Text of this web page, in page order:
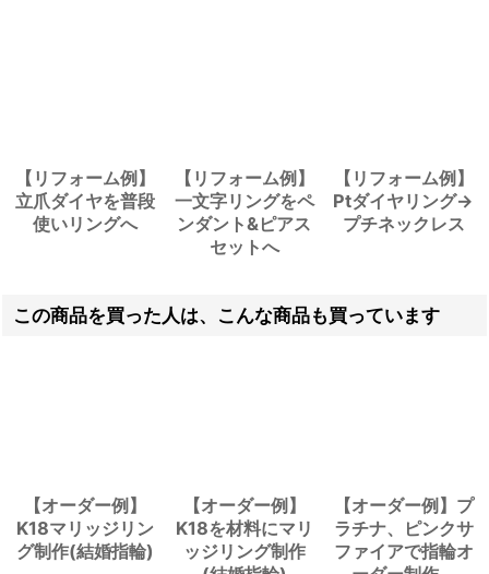
【リフォーム例】
立爪ダイヤを普段
使いリングへ
【リフォーム例】
一文字リングをペ
ンダント&ピアス
セットへ
【リフォーム例】
Ptダイヤリング→
プチネックレス
この商品を買った人は、こんな商品も買っています
【オーダー例】
K18マリッジリン
グ制作(結婚指輪)
【オーダー例】
K18を材料にマリ
ッジリング制作
【オーダー例】プ
ラチナ、ピンクサ
ファイアで指輪オ